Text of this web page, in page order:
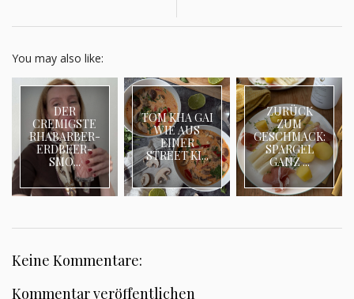
You may also like:
DER
CREMIGSTE
RHABARBER-
ERDBEER-
SMO...
TOM KHA GAI
WIE AUS
EINER
STREET KI...
ZURÜCK
ZUM
GESCHMACK:
SPARGEL
GANZ ...
Keine Kommentare:
Kommentar veröffentlichen